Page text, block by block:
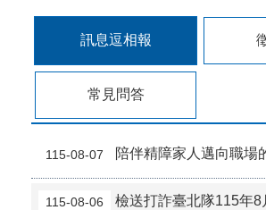
訊息逗相報
常見問答
115-08-07 陪伴精障家人邁向職場的安心指
115-08-06 檢送打詐臺北隊115年8月